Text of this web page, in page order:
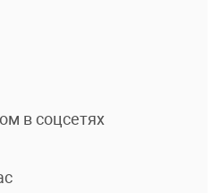
в соцсетях